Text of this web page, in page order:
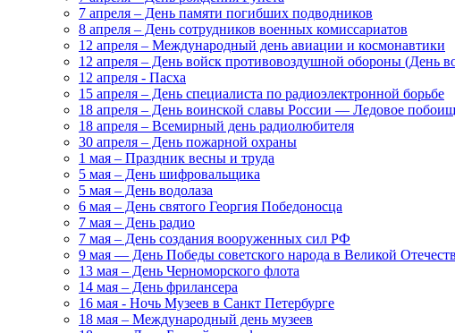
7 апреля – День памяти погибших подводников
8 апреля – День сотрудников военных комиссариатов
12 апреля – Международный день авиации и космонавтики
12 апреля – День войск противовоздушной обороны (День
12 апреля - Пасха
15 апреля – День специалиста по радиоэлектронной борьбе
18 апреля – День воинской славы России — Ледовое
18 апреля – Всемирный день радиолюбителя
30 апреля – День пожарной охраны
1 мая – Праздник весны и труда
5 мая – День шифровальщика
5 мая – День водолаза
6 мая – День святого Георгия Победоносца
7 мая – День радио
7 мая – День создания вооруженных сил РФ
9 мая — День Победы советского народа в Великой
13 мая – День Черноморского флота
14 мая – День фрилансера
16 мая - Ночь Музеев в Санкт Петербурге
18 мая – Международный день музеев